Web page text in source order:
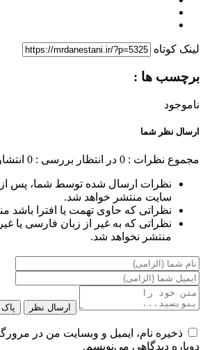
لینک کوتاه
برچسب ها :
ناموجود
ارسال نظر شما
مجموع نظرات : 0 در انتظار بررسی : 0
نظرات ارسال شده توسط شما، پس از
سایت منتشر خواهد شد.
نظراتی که حاوی تهمت یا افترا باشد
نظراتی که به غیر از زبان فارسی یا
منتشر نخواهد شد.
ارسال نظر
ذخیره نام، ایمیل و وبسایت من در
دوباره دیدگاهی می‌نویسم.